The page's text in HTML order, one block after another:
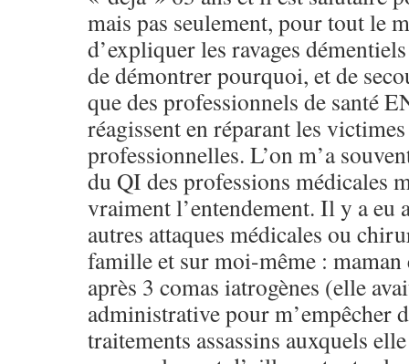
mais pas seulement, pour tout le
d’expliquer les ravages
de démontrer pourquoi, et de
que des professionnels de santé
réagissent en réparant les
professionnelles. L’on m’a
du QI des professions médicales
vraiment l’entendement. Il y a eu
autres attaques médicales ou
famille et sur moi-même : maman
après 3 comas iatrogènes (elle
administrative pour m’empêcher
traitements assassins auxquels